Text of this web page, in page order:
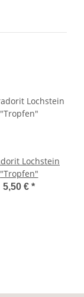
Lochstein
"Tropfen"
5,50 € *